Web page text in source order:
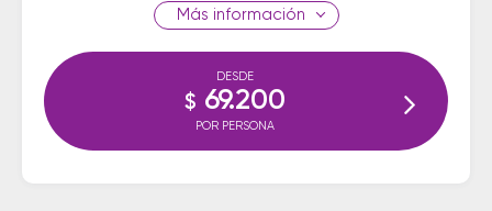
información
DESDE
$ 69.200
POR PERSONA